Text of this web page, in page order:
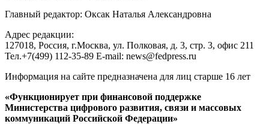
Главный редактор: Оксак Наталья Александровна
Адрес редакции:
127018, Россия, г.Москва, ул. Полковая, д. 3, стр. 3, офис 211
Тел.+7(499) 112-35-89 E-mail: news@fedpress.ru
Информация на сайте предназначена для лиц старше 16 лет
«Функционирует при финансовой поддержке
Министерства цифрового развития, связи и массовых
коммуникаций Российской Федерации»